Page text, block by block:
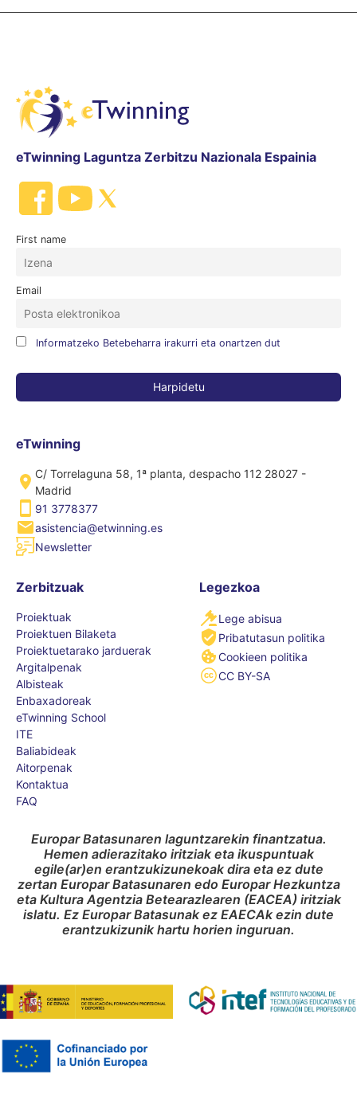
eTwinning Laguntza Zerbitzu Nazionala Espainia
First name
Email
Informatzeko Betebeharra irakurri eta onartzen dut
eTwinning
C/ Torrelaguna 58, 1ª planta, despacho 112 28027 -
Madrid
91 3778377
asistencia@etwinning.es
Newsletter
Zerbitzuak
Proiektuak
Proiektuen Bilaketa
Proiektuetarako jarduerak
Argitalpenak
Albisteak
Enbaxadoreak
eTwinning School
ITE
Baliabideak
Aitorpenak
Kontaktua
FAQ
Legezkoa
Lege abisua
Pribatutasun politika
Cookieen politika
CC BY-SA
Europar Batasunaren laguntzarekin finantzatua.
Hemen adierazitako iritziak eta ikuspuntuak
egile(ar)en erantzukizunekoak dira eta ez dute
zertan Europar Batasunaren edo Europar Hezkuntza
eta Kultura Agentzia Betearazlearen (EACEA) iritziak
islatu. Ez Europar Batasunak ez EAECAk ezin dute
erantzukizunik hartu horien inguruan.